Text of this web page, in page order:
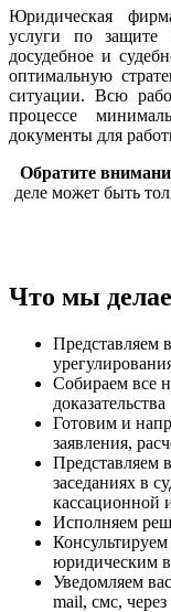
Юридическая
услуги по защите
досудебное и
оптимальную
ситуации. Всю
процессе
документы для
Обратите
деле может быть
Что мы
Представляем
Собираем все
доказательства
Готовим и
заявления,
Представляем
заседаниях в
кассационной
Исполняем
юридическим
Уведомляем
mail, смс,